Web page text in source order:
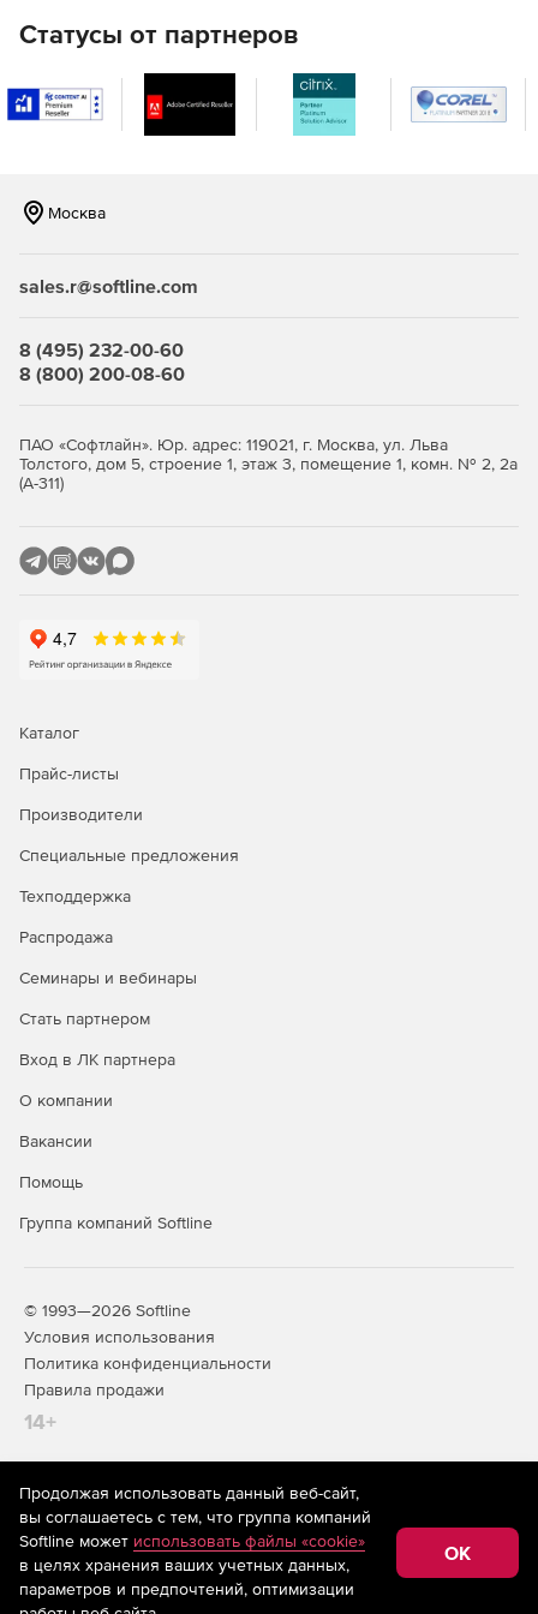
Статусы от партнеров
Москва
sales.r@softline.com
8 (495) 232-00-60
8 (800) 200-08-60
ПАО «Софтлайн». Юр. адрес: 119021, г. Москва, ул. Льва
Толстого, дом 5, строение 1, этаж 3, помещение 1, комн. № 2, 2а
(А-311)
Каталог
Прайс-листы
Производители
Специальные предложения
Техподдержка
Распродажа
Семинары и вебинары
Стать партнером
Вход в ЛК партнера
О компании
Вакансии
Помощь
Группа компаний Softline
© 1993—2026 Softline
Условия использования
Политика конфиденциальности
Правила продажи
14+
На информационном ресурсе store.softline.ru применяются
рекомендательные технологии(информационные технологии
предоставления информации на основе сбора,
систематизации и анализа сведений, относящихся к
предпочтениям пользователей сети «Интернет»,
находящихся на территории Российской Федерации)
Продолжая использовать данный веб-сайт,
вы соглашаетесь с тем, что группа компаний
Softline может использовать файлы «cookie»
в целях хранения ваших учетных данных,
параметров и предпочтений, оптимизации
OK